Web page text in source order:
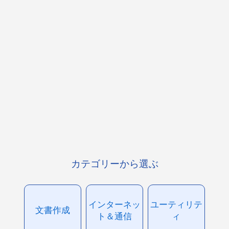
カテゴリーから選ぶ
文書作成
インターネッ
ト＆通信
ユーティリテ
ィ